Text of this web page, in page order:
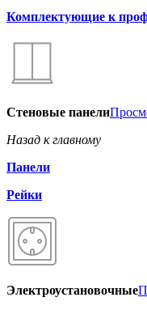
Комплектующие к
Стеновые панели
Назад к главному
Панели
Рейки
Электроустановочные